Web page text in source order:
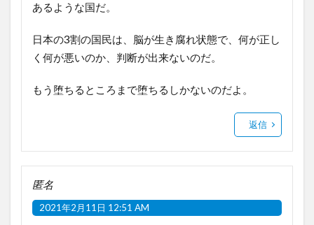
あるような国だ。
日本の3割の国民は、脳が生き腐れ状態で、何が正し
く何が悪いのか、判断が出来ないのだ。
もう堕ちるところまで堕ちるしかないのだよ。
返信
匿名
2021年2月11日 12:51 AM